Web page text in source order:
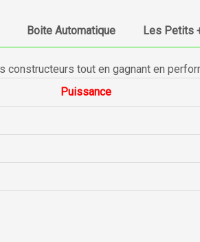
Boite Automatique Les Petits
tout en gagnant en
Puissance